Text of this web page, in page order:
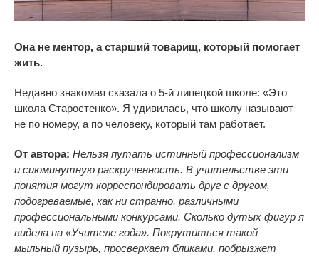
Она не ментор, а старший товарищ, который помогает
жить.
Недавно знакомая сказала о 5-й липецкой школе: «Это
школа Старостенко». Я удивилась, что школу называют
не по номеру, а по человеку, который там работает.
От автора: Нельзя путать истинный профессионализм
и сиюминутную раскрученность. В учительстве эти
понятия могут корреспондировать друг с другом,
подогреваемые, как ни странно, различными
профессиональными конкурсами. Сколько дутых фигур я
видела на «Учителе года». Покрутиться такой
мыльный пузырь, просверкает бликами, побрызжет